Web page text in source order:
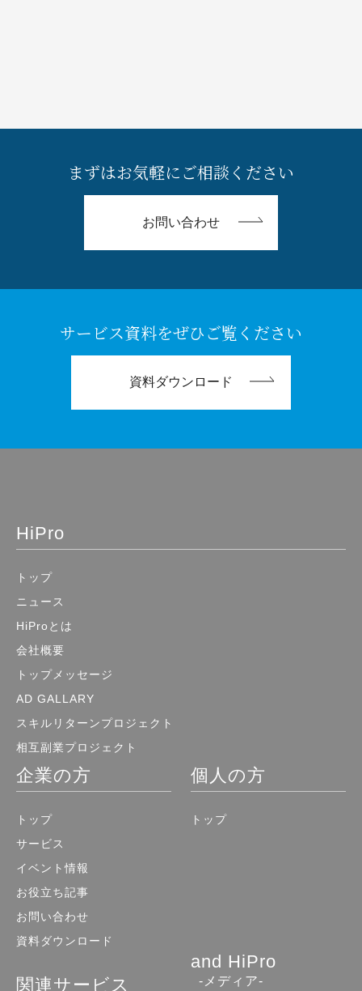
まずはお気軽にご相談ください
お問い合わせ
サービス資料をぜひご覧ください
資料ダウンロード
HiPro
トップ
ニュース
HiProとは
会社概要
トップメッセージ
AD GALLARY
スキルリターンプロジェクト
相互副業プロジェクト
企業の方
トップ
サービス
イベント情報
お役立ち記事
お問い合わせ
資料ダウンロード
個人の方
トップ
関連サービス
and HiPro
-メディア-